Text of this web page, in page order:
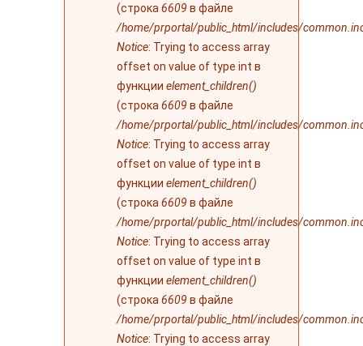
(строка 6609 в файле
/home/prportal/public_html/includes/
Notice: Trying to access array
offset on value of type int в
функции element_children()
(строка 6609 в файле
/home/prportal/public_html/includes/
Notice: Trying to access array
offset on value of type int в
функции element_children()
(строка 6609 в файле
/home/prportal/public_html/includes/
Notice: Trying to access array
offset on value of type int в
функции element_children()
(строка 6609 в файле
/home/prportal/public_html/includes/
Notice: Trying to access array